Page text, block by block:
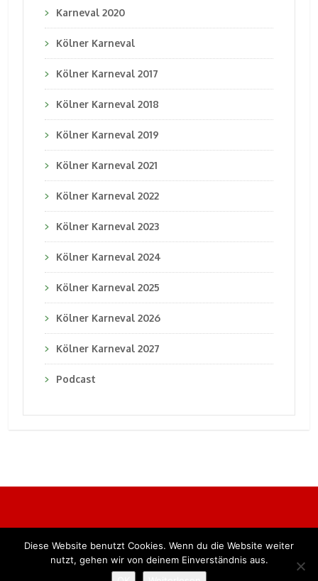
Karneval 2020
Kölner Karneval
Kölner Karneval 2017
Kölner Karneval 2018
Kölner Karneval 2019
Kölner Karneval 2021
Kölner Karneval 2022
Kölner Karneval 2023
Kölner Karneval 2024
Kölner Karneval 2025
Kölner Karneval 2026
Kölner Karneval 2027
Podcast
Alle Rechte vorbehalten. BKB Verlag GmbH
Diese Website benutzt Cookies. Wenn du die Website weiter
nutzt, gehen wir von deinem Einverständnis aus.